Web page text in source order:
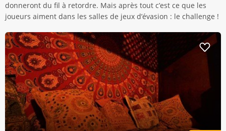
donneront du fil à retordre. Mais après tout c’est ce que les
joueurs aiment dans les salles de jeux d’évasion : le challenge !